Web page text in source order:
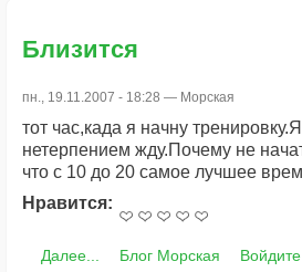
Близится
пн., 19.11.2007 - 18:28 — Морская
тот час,када я начну
нетерпением жду.Почему не
что с 10 до 20 самое лучшее
Нравится:
Далее... Блог Морская Войдите